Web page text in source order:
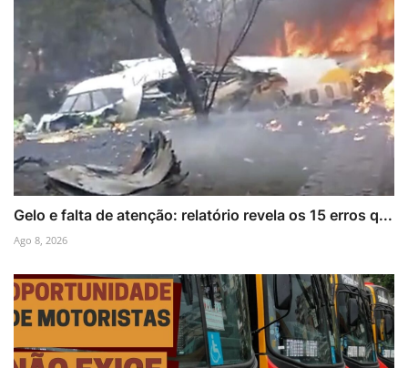
Gelo e falta de atenção: relatório revela os 15 erros q...
Ago 8, 2026